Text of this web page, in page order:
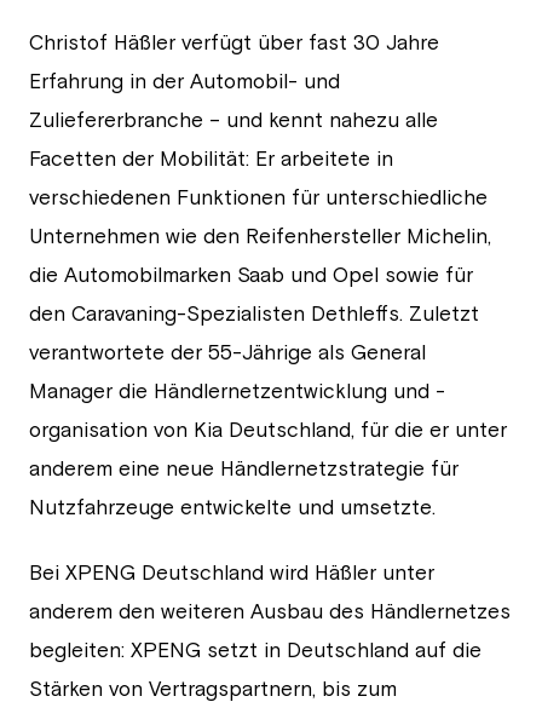
Christof Häßler verfügt über fast 30 Jahre
Erfahrung in der Automobil- und
Zuliefererbranche – und kennt nahezu alle
Facetten der Mobilität: Er arbeitete in
verschiedenen Funktionen für unterschiedliche
Unternehmen wie den Reifenhersteller Michelin,
die Automobilmarken Saab und Opel sowie für
den Caravaning-Spezialisten Dethleffs. Zuletzt
verantwortete der 55-Jährige als General
Manager die Händlernetzentwicklung und -
organisation von Kia Deutschland, für die er unter
anderem eine neue Händlernetzstrategie für
Nutzfahrzeuge entwickelte und umsetzte.
Bei XPENG Deutschland wird Häßler unter
anderem den weiteren Ausbau des Händlernetzes
begleiten: XPENG setzt in Deutschland auf die
Stärken von Vertragspartnern, bis zum